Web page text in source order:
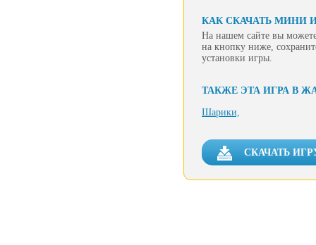
КАК СКАЧАТЬ МИНИ
На нашем сайте вы
на кнопку ниже,
установки игры.
ТАКЖЕ ЭТА ИГРА В
Шарики,
СКАЧАТЬ